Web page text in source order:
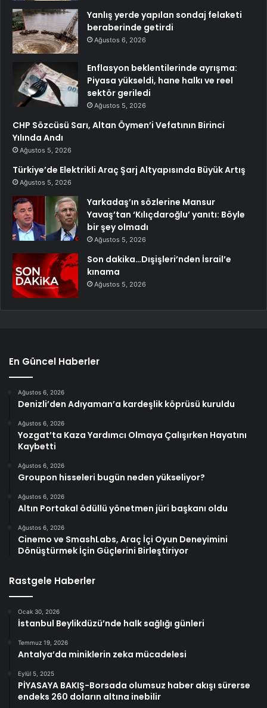
Yanlış yerde yapılan sondaj felaketi
beraberinde getirdi
Ağustos 6, 2026
Enflasyon beklentilerinde ayrışma:
Piyasa yükseldi, hane halkı ve reel
sektör geriledi
Ağustos 5, 2026
CHP Sözcüsü Sarı, Altan Öymen’i Vefatının Birinci
Yılında Andı
Ağustos 5, 2026
Türkiye’de Elektrikli Araç Şarj Altyapısında Büyük Artış
Ağustos 5, 2026
Yarkadaş’ın sözlerine Mansur
Yavaş’tan ‘Kılıçdaroğlu’ yanıtı: Böyle
bir şey olmadı
Ağustos 5, 2026
Son dakika…Dışişleri’nden İsrail’e
kınama
Ağustos 5, 2026
En Güncel Haberler
Ağustos 6, 2026
Denizli’den Adıyaman’a kardeşlik köprüsü kuruldu
Ağustos 6, 2026
Yozgat’ta Kaza Yardımcı Olmaya Çalışırken Hayatını
Kaybetti
Ağustos 6, 2026
Groupon hisseleri bugün neden yükseliyor?
Ağustos 6, 2026
Altın Portakal ödüllü yönetmen jüri başkanı oldu
Ağustos 6, 2026
Cinemo ve SmashLabs, Araç İçi Oyun Deneyimini
Dönüştürmek İçin Güçlerini Birleştiriyor
Rastgele Haberler
Ocak 30, 2026
İstanbul Beylikdüzü’nde halk sağlığı günleri
Temmuz 19, 2026
Antalya’da miniklerin zeka mücadelesi
Eylül 5, 2025
PİYASAYA BAKIŞ-Borsada olumsuz haber akışı sürerse
endeks 260 doların altına inebilir